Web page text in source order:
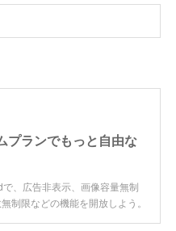
プランでもっと自由な
、広告非表示、画像容量無制
制限などの機能を開放しよう。